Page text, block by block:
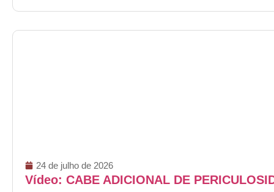
24 de julho de 2026
Vídeo: CABE ADICIONAL DE